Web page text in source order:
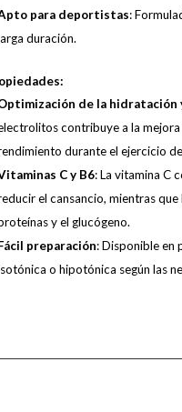
para deportistas:
duración.
de la hidratación
contribuye a la
durante el ejercicio
C y B6: La vitamina C
el cansancio, mientras
y el glucógeno.
preparación: Disponible en
o hipotónica según las